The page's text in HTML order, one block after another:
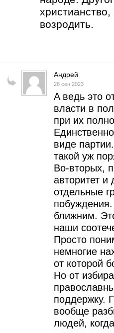
возродить.
Андрей
28 сен 2023
A ведь это
власти в
при их
виде
такой уж
Во-вторых,
авторитет и
отдельные
ближним.
наши
Просто
немногие
от которой
Но от
поддержку.
вообще
людей,